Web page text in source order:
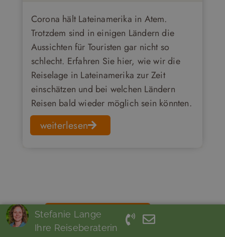
Corona hält Lateinamerika in Atem.
Trotzdem sind in einigen Ländern die
Aussichten für Touristen gar nicht so
schlecht. Erfahren Sie hier, wie wir die
Reiselage in Lateinamerika zur Zeit
einschätzen und bei welchen Ländern
Reisen bald wieder möglich sein könnten.
weiterlesen
weiter im Blog Stöbern
Stefanie Lange
Ihre Reiseberaterin